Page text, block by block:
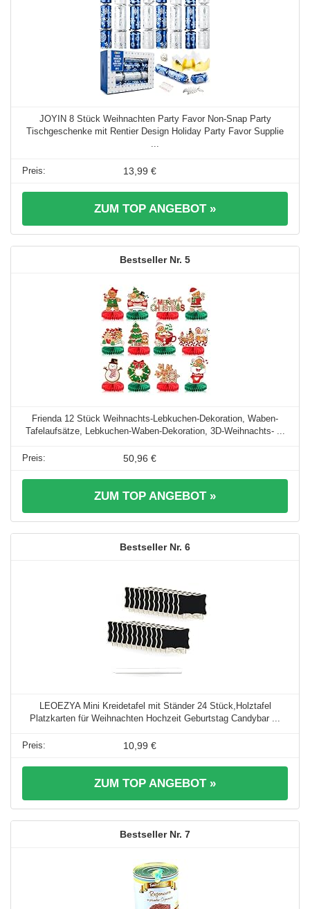
JOYIN 8 Stück Weihnachten Party Favor Non-Snap Party
Tischgeschenke mit Rentier Design Holiday Party Favor Supplie
...
13,99 €
ZUM TOP ANGEBOT »
5
Frienda 12 Stück Weihnachts-Lebkuchen-Dekoration, Waben-
Tafelaufsätze, Lebkuchen-Waben-Dekoration, 3D-Weihnachts- ...
50,96 €
ZUM TOP ANGEBOT »
6
LEOEZYA Mini Kreidetafel mit Ständer 24 Stück,Holztafel
Platzkarten für Weihnachten Hochzeit Geburtstag Candybar ...
10,99 €
ZUM TOP ANGEBOT »
7